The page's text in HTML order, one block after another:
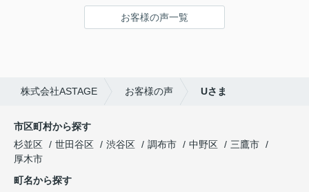
ってます！
ありがとうございました(^^♪
お客様の声一覧
株式会社ASTAGE お客様の声 Uさま
市区町村から探す
杉並区
世田谷区 渋谷区 調布市 中野区
三鷹市
厚木市
町名から探す